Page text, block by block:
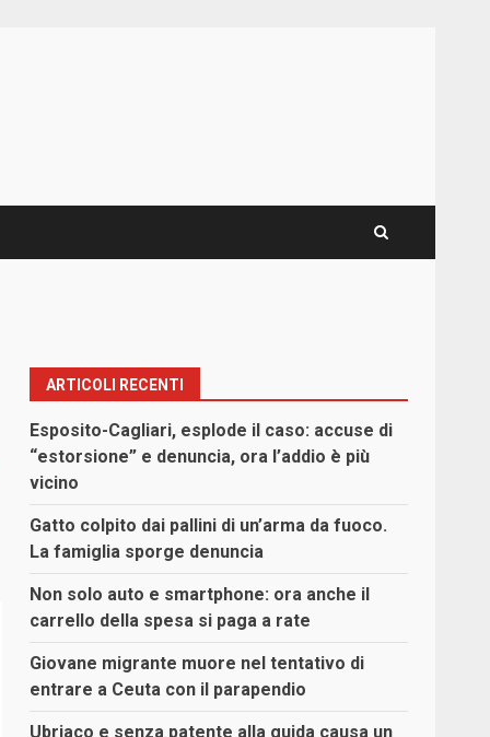
ARTICOLI RECENTI
Esposito-Cagliari, esplode il caso: accuse di
“estorsione” e denuncia, ora l’addio è più
vicino
Gatto colpito dai pallini di un’arma da fuoco.
La famiglia sporge denuncia
Non solo auto e smartphone: ora anche il
carrello della spesa si paga a rate
Giovane migrante muore nel tentativo di
entrare a Ceuta con il parapendio
Ubriaco e senza patente alla guida causa un